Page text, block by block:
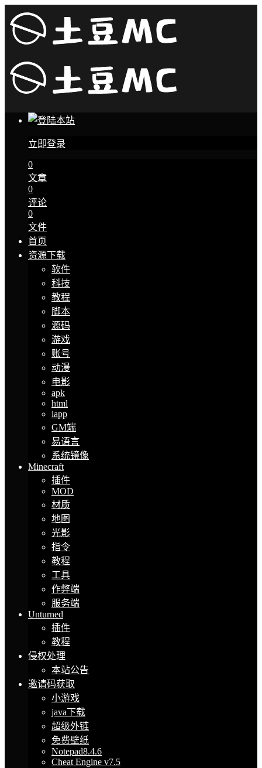
立即登录
0
文章
0
评论
0
文件
首页
资源下载
软件
科技
教程
脚本
源码
游戏
账号
动漫
电影
apk
html
iapp
GM端
易语言
系统镜像
Minecraft
插件
MOD
材质
地图
光影
指令
教程
工具
作弊端
服务端
Unturned
插件
教程
侵权处理
本站公告
邀请码获取
小游戏
java下载
超级外链
免费壁纸
Notepad8.4.6
Cheat Engine v7.5